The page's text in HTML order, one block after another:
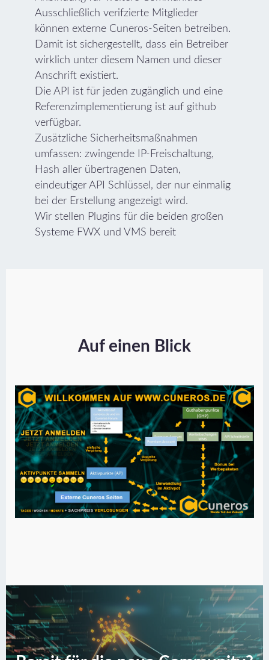
Ausschließlich verifzierte Mitglieder
können externe Cuneros-Seiten betreiben.
Damit ist sichergestellt, dass ein Betreiber
wirklich unter diesem Namen und dieser
Anschrift existiert.
Die API ist für jeden zugänglich und eine
Referenzimplementierung ist auf github
verfügbar.
Zusätzliche Sicherheitsmaßnahmen
umfassen: zwingende IP-Freischaltung,
Hash aller übertragenen Daten,
eindeutiger API Schlüssel, der nur einmalig
bei der Erstellung angezeigt wird.
Wir stellen Plugins für die beiden großen
Systeme FWX und VMS bereit
Auf einen Blick